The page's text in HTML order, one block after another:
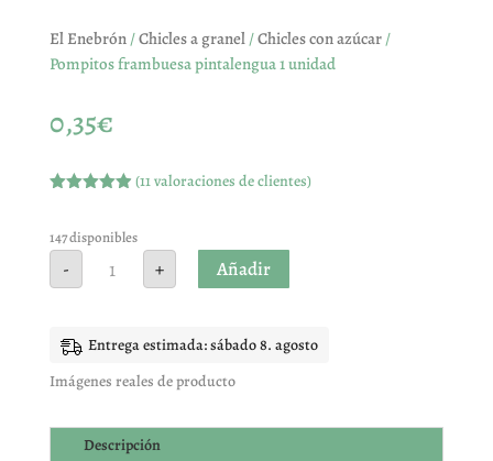
El Enebrón/Chicles a granel/Chicles con azúcar/
Pompitos frambuesa pintalengua 1 unidad
0,35€
5 en base
a
valoracione
(11valoraciones de clientes)
147 disponibles
-
Pompitos
frambuesa
pintalengua
+ Añadir
Entrega estimada: sábado 8. agosto
Imágenes reales de producto
Descripción